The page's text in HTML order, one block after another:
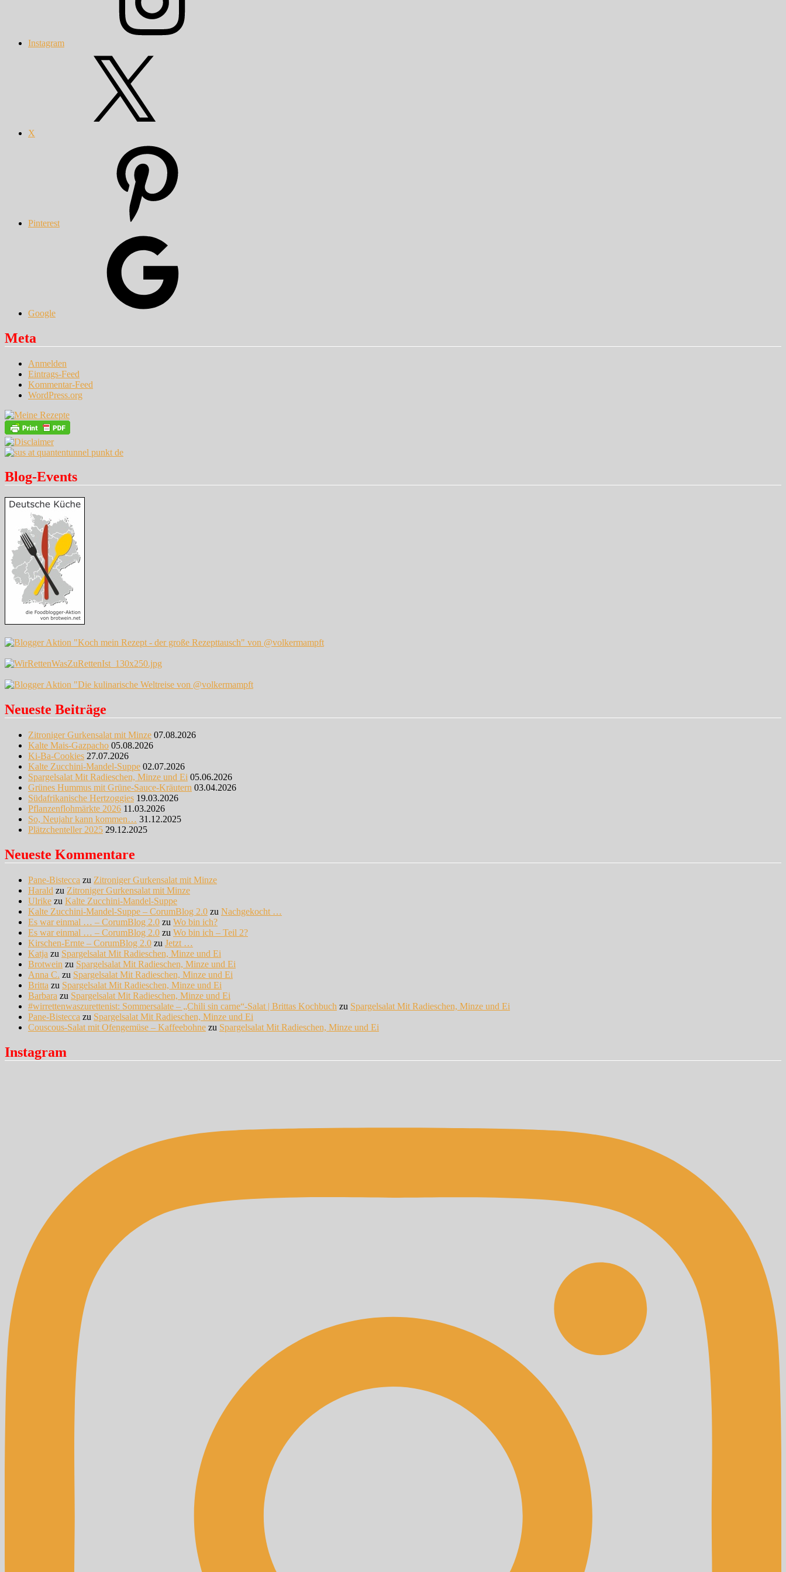
Instagram
X
Pinterest
Google
Meta
Anmelden
Eintrags-Feed
Kommentar-Feed
WordPress.org
Blog-Events
Neueste Beiträge
Zitroniger Gurkensalat mit Minze 07.08.2026
Kalte Mais-Gazpacho 05.08.2026
Ki-Ba-Cookies 27.07.2026
Kalte Zucchini-Mandel-Suppe 02.07.2026
Spargelsalat Mit Radieschen, Minze und Ei 05.06.2026
Grünes Hummus mit Grüne-Sauce-Kräutern 03.04.2026
Südafrikanische Hertzoggies 19.03.2026
Pflanzenflohmärkte 2026 11.03.2026
So, Neujahr kann kommen… 31.12.2025
Plätzchenteller 2025 29.12.2025
Neueste Kommentare
Pane-Bistecca zu Zitroniger Gurkensalat mit Minze
Harald zu Zitroniger Gurkensalat mit Minze
Ulrike zu Kalte Zucchini-Mandel-Suppe
Kalte Zucchini-Mandel-Suppe – CorumBlog 2.0 zu Nachgekocht …
Es war einmal … – CorumBlog 2.0 zu Wo bin ich?
Es war einmal … – CorumBlog 2.0 zu Wo bin ich – Teil 2?
Kirschen-Ernte – CorumBlog 2.0 zu Jetzt …
Katja zu Spargelsalat Mit Radieschen, Minze und Ei
Brotwein zu Spargelsalat Mit Radieschen, Minze und Ei
Anna C. zu Spargelsalat Mit Radieschen, Minze und Ei
Britta zu Spargelsalat Mit Radieschen, Minze und Ei
Barbara zu Spargelsalat Mit Radieschen, Minze und Ei
#wirrettenwaszurettenist: Sommersalate – „Chili sin carne“-Salat | Brittas Kochbuch zu Spargelsalat Mit Radieschen, Minze und Ei
Pane-Bistecca zu Spargelsalat Mit Radieschen, Minze und Ei
Couscous-Salat mit Ofengemüse – Kaffeebohne zu Spargelsalat Mit Radieschen, Minze und Ei
Instagram